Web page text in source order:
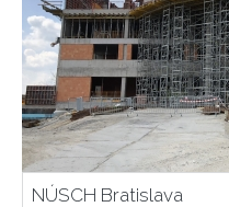
NÚSCH Bratislava